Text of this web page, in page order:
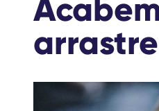
arrastre